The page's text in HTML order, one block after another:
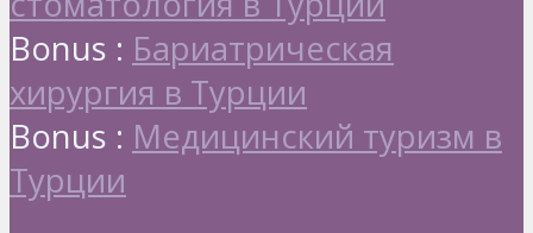
Bonus : Бариатрическая
хирургия в Турции
Bonus : Медицинский туризм в
Турции